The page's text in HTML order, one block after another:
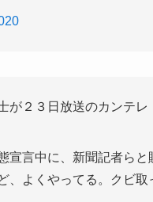
が２３日放送のカンテ
宣言中に、新聞記者ら
、よくやってる。クビ